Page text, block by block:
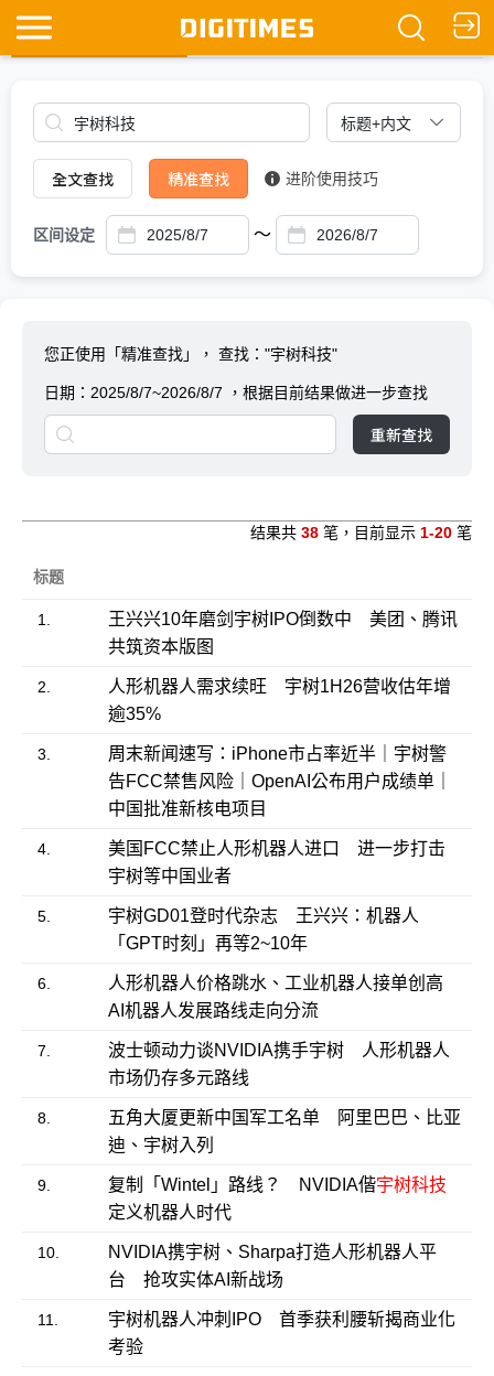
Ask DIGITIMES
全文查找 精准查找 进阶使用技巧
区间设定 ～
您正使用「精准查找」， 查找："宇树科技"
日期： 2025/8/7~2026/8/7 ，根据目前结果做进一步查找
重新查找
结果共 38 笔，目前显示 1-20 笔
标题
1.
王兴兴10年磨剑宇树IPO倒数中 美团、腾讯
共筑资本版图
2.
人形机器人需求续旺 宇树1H26营收估年增
逾35%
3.
周末新闻速写：iPhone市占率近半｜宇树警
告FCC禁售风险｜OpenAI公布用户成绩单｜
中国批准新核电项目
4.
美国FCC禁止人形机器人进口 进一步打击
宇树等中国业者
5.
宇树GD01登时代杂志 王兴兴：机器人
「GPT时刻」再等2~10年
6.
人形机器人价格跳水、工业机器人接单创高
AI机器人发展路线走向分流
7.
波士顿动力谈NVIDIA携手宇树 人形机器人
市场仍存多元路线
8.
五角大厦更新中国军工名单 阿里巴巴、比亚
迪、宇树入列
9. 复制「Wintel」路线？ NVIDIA偕宇树科技
定义机器人时代
10.
NVIDIA携宇树、Sharpa打造人形机器人平
台 抢攻实体AI新战场
11.
宇树机器人冲刺IPO 首季获利腰斩揭商业化
考验